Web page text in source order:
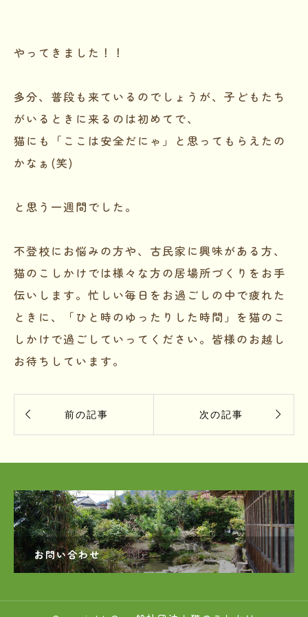
やってきました！！
多分、普段も来ているのでしょうが、子どもたち
がいるときに来るのは初めてで、
猫にも「ここは安全だにゃ」と思ってもらえたの
かなぁ(笑)
と思う一週間でした。
不登校にお悩みの方や、古民家に興味がある方、
猫のこしかけでは様々な方の居場所づくりをお手
伝いします。忙しい毎日をお過ごしの中で疲れた
ときに、「ひと時のゆったりした時間」を猫のこ
しかけで過ごしていってください。皆様のお越し
お待ちしています。
 前の記事 次の記事 
お問い合わせ